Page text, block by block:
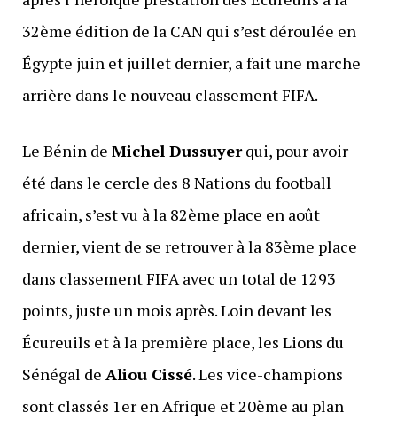
32ème édition de la CAN qui s’est déroulée en
Égypte juin et juillet dernier, a fait une marche
arrière dans le nouveau classement FIFA.
Le Bénin de Michel Dussuyerqui, pour avoir
été dans le cercle des 8 Nations du football
africain, s’est vu à la 82ème place en août
dernier, vient de se retrouver à la 83ème place
dans classement FIFA avec un total de 1293
points, juste un mois après. Loin devant les
Écureuils et à la première place, les Lions du
Sénégal de Aliou Cissé. Les vice-champions
sont classés 1er en Afrique et 20ème au plan